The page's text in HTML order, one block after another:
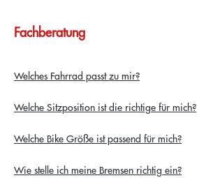
Fachberatung
Welches Fahrrad passt zu mir?
Welche Sitzposition ist die richtige für mich?
Welche Bike Größe ist passend für mich?
Wie stelle ich meine Bremsen richtig ein?